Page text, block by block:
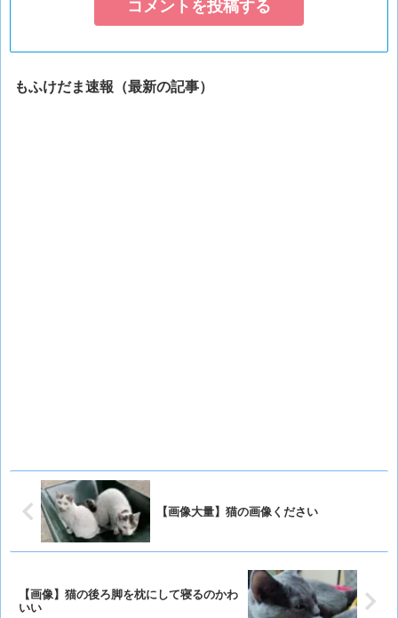
もふけだま速報（最新の記事）
【画像大量】猫の画像ください
【画像】猫の後ろ脚を枕にして寝るのかわ
いい